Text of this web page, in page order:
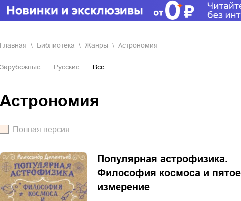
Главная Библиотека Жанры астрономия
Зарубежные Русские Все
астрономия
Полная версия
Популярная астрофизика.
Философия космоса и пятое
измерение